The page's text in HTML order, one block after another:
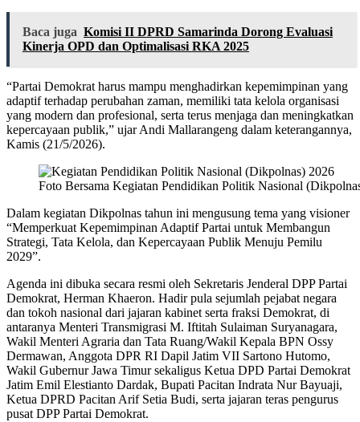
Baca juga Komisi II DPRD Samarinda Dorong Evaluasi
Kinerja OPD dan Optimalisasi RKA 2025
“Partai Demokrat harus mampu menghadirkan kepemimpinan yang
adaptif terhadap perubahan zaman, memiliki tata kelola organisasi
yang modern dan profesional, serta terus menjaga dan meningkatkan
kepercayaan publik,” ujar Andi Mallarangeng dalam keterangannya,
Kamis (21/5/2026).
Foto Bersama Kegiatan Pendidikan Politik Nasional
Dalam kegiatan Dikpolnas tahun ini mengusung tema yang visioner
“Memperkuat Kepemimpinan Adaptif Partai untuk Membangun
Strategi, Tata Kelola, dan Kepercayaan Publik Menuju Pemilu
2029”.
Agenda ini dibuka secara resmi oleh Sekretaris Jenderal DPP Partai
Demokrat, Herman Khaeron. Hadir pula sejumlah pejabat negara
dan tokoh nasional dari jajaran kabinet serta fraksi Demokrat, di
antaranya Menteri Transmigrasi M. Iftitah Sulaiman Suryanagara,
Wakil Menteri Agraria dan Tata Ruang/Wakil Kepala BPN Ossy
Dermawan, Anggota DPR RI Dapil Jatim VII Sartono Hutomo,
Wakil Gubernur Jawa Timur sekaligus Ketua DPD Partai Demokrat
Jatim Emil Elestianto Dardak, Bupati Pacitan Indrata Nur Bayuaji,
Ketua DPRD Pacitan Arif Setia Budi, serta jajaran teras pengurus
pusat DPP Partai Demokrat.